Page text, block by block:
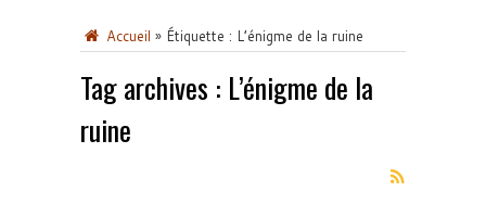
Accueil » Étiquette : L’énigme de la ruine
Tag archives : L’énigme de la
ruine